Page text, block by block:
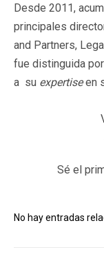
Desde 2011,
principales
and Partners,
fue distinguida
a su expertiseen
Sé el
No hay entradas